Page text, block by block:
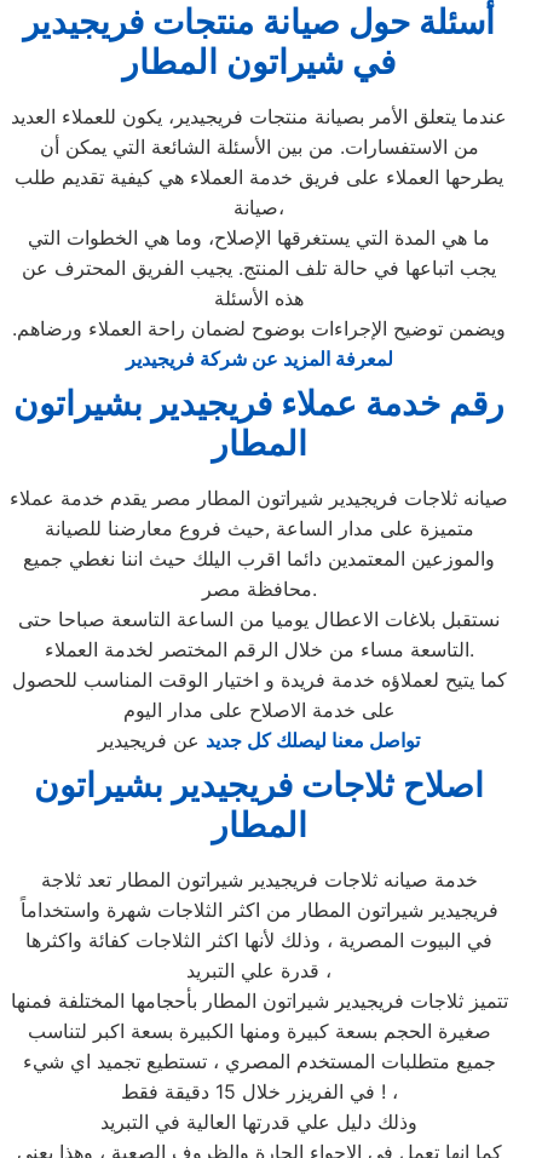
أسئلة حول صيانة منتجات فريجيدير
في شيراتون المطار
عندما يتعلق الأمر بصيانة منتجات فريجيدير، يكون للعملاء العديد
من الاستفسارات. من بين الأسئلة الشائعة التي يمكن أن
يطرحها العملاء على فريق خدمة العملاء هي كيفية تقديم طلب
صيانة،
ما هي المدة التي يستغرقها الإصلاح، وما هي الخطوات التي
يجب اتباعها في حالة تلف المنتج. يجيب الفريق المحترف عن
هذه الأسئلة
ويضمن توضيح الإجراءات بوضوح لضمان راحة العملاء ورضاهم.
لمعرفة المزيد عن شركة فريجيدير
رقم خدمة عملاء فريجيدير بشيراتون
المطار
صيانه ثلاجات فريجيدير شيراتون المطار مصر يقدم خدمة عملاء
متميزة على مدار الساعة ,حيث فروع معارضنا للصيانة
والموزعين المعتمدين دائما اقرب اليلك حيث اننا نغطي جميع
محافظة مصر.
نستقبل بلاغات الاعطال يوميا من الساعة التاسعة صباحا حتى
التاسعة مساء من خلال الرقم المختصر لخدمة العملاء.
كما يتيح لعملاؤه خدمة فريدة و اختيار الوقت المناسب للحصول
على خدمة الاصلاح على مدار اليوم
تواصل معنا ليصلك كل جديد عن فريجيدير
اصلاح ثلاجات فريجيدير بشيراتون
المطار
خدمة صيانه ثلاجات فريجيدير شيراتون المطار تعد ثلاجة
فريجيدير شيراتون المطار من اكثر الثلاجات شهرة واستخداماً
في البيوت المصرية ، وذلك لأنها اكثر الثلاجات كفائة واكثرها
قدرة علي التبريد ،
تتميز ثلاجات فريجيدير شيراتون المطار بأحجامها المختلفة فمنها
صغيرة الحجم بسعة كبيرة ومنها الكبيرة بسعة اكبر لتناسب
جميع متطلبات المستخدم المصري ، تستطيع تجميد اي شيء
في الفريزر خلال 15 دقيقة فقط ! ،
وذلك دليل علي قدرتها العالية في التبريد
كما انها تعمل في الاجواء الحارة والظروف الصعبة ، وهذا يعني